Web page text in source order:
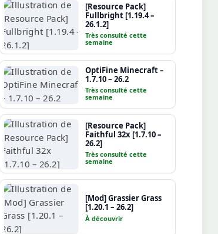
[Resource Pack]
Fullbright [1.19.4 –
26.1.2]
Très consulté cette
semaine
OptiFine Minecraft –
1.7.10 – 26.2
Très consulté cette
semaine
[Resource Pack]
Faithful 32x [1.7.10 –
26.2]
Très consulté cette
semaine
[Mod] Grassier Grass
[1.20.1 – 26.2]
À découvrir